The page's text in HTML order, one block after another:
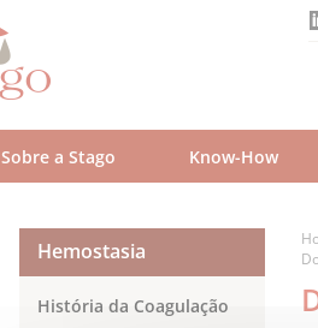
Sobre a Stago Know-How
Hemostasia
História da Coagulação